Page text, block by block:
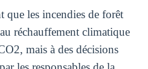
que les incendies de forêt
réchauffement climatique
mais à des décisions